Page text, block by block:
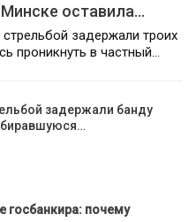
оставила…
задержали троих
проникнуть в частный…
задержали банду
госбанкира: почему